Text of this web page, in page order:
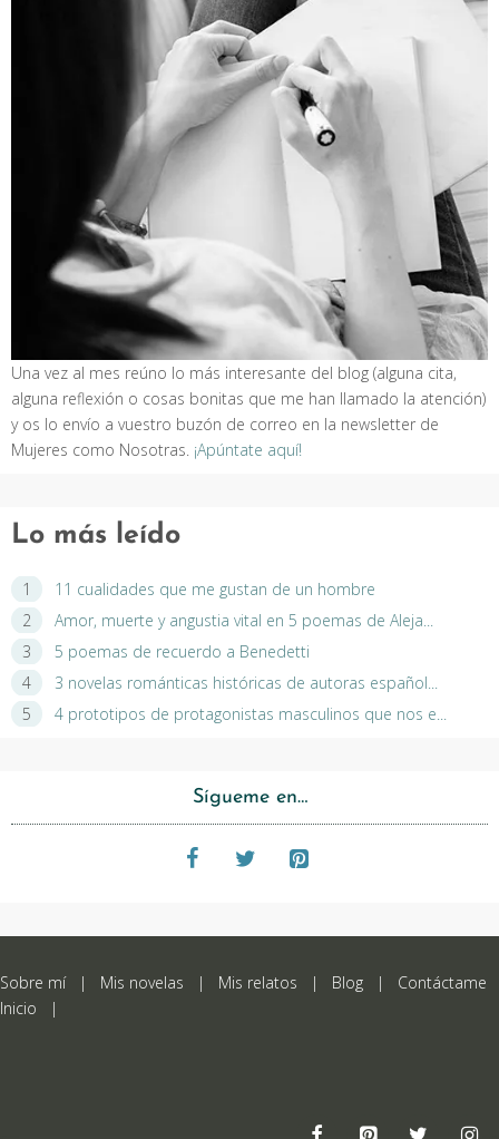
Una vez al mes reúno lo más interesante del blog (alguna cita,
alguna reflexión o cosas bonitas que me han llamado la atención)
y os lo envío a vuestro buzón de correo en la newsletter de
Mujeres como Nosotras. ¡Apúntate aquí!
Lo más leído
11 cualidades que me gustan de un hombre
Amor, muerte y angustia vital en 5 poemas de Aleja...
5 poemas de recuerdo a Benedetti
3 novelas románticas históricas de autoras español...
4 prototipos de protagonistas masculinos que nos e...
Sígueme en…
Sobre mí| Mis novelas | Mis relatos | Blog | Contáctame
Inicio |